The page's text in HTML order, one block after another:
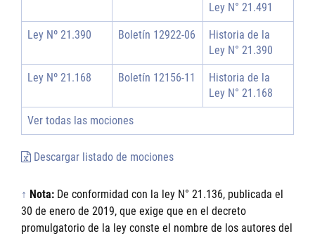
Ley N° 21.491
Ley Nº 21.390 Boletín 12922-06
Historia de la
Ley N° 21.390
Ley Nº 21.168 Boletín 12156-11
Historia de la
Ley N° 21.168
Ver todas las mociones
Descargar listado de mociones
↑ Nota: De conformidad con la ley N° 21.136, publicada el
30 de enero de 2019, que exige que en el decreto
promulgatorio de la ley conste el nombre de los autores del